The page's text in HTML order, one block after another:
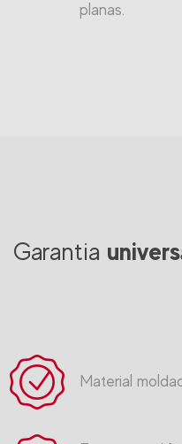
planas.
Garantia
Material